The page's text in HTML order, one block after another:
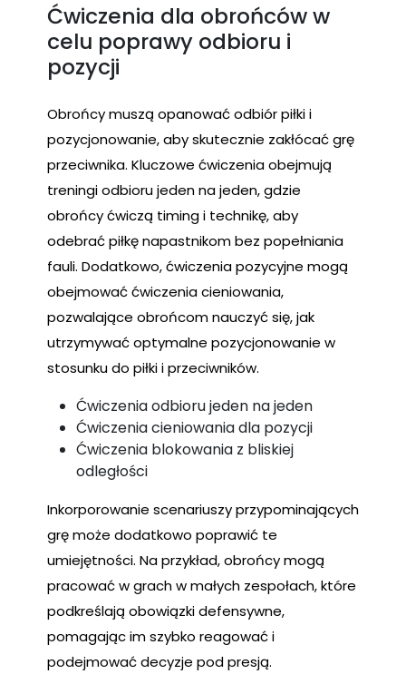
Ćwiczenia dla obrońców w
celu poprawy odbioru i
pozycji
Obrońcy muszą opanować odbiór piłki i
pozycjonowanie, aby skutecznie zakłócać grę
przeciwnika. Kluczowe ćwiczenia obejmują
treningi odbioru jeden na jeden, gdzie
obrońcy ćwiczą timing i technikę, aby
odebrać piłkę napastnikom bez popełniania
fauli. Dodatkowo, ćwiczenia pozycyjne mogą
obejmować ćwiczenia cieniowania,
pozwalające obrońcom nauczyć się, jak
utrzymywać optymalne pozycjonowanie w
stosunku do piłki i przeciwników.
Ćwiczenia odbioru jeden na jeden
Ćwiczenia cieniowania dla pozycji
Ćwiczenia blokowania z bliskiej
odległości
Inkorporowanie scenariuszy przypominających
grę może dodatkowo poprawić te
umiejętności. Na przykład, obrońcy mogą
pracować w grach w małych zespołach, które
podkreślają obowiązki defensywne,
pomagając im szybko reagować i
podejmować decyzje pod presją.